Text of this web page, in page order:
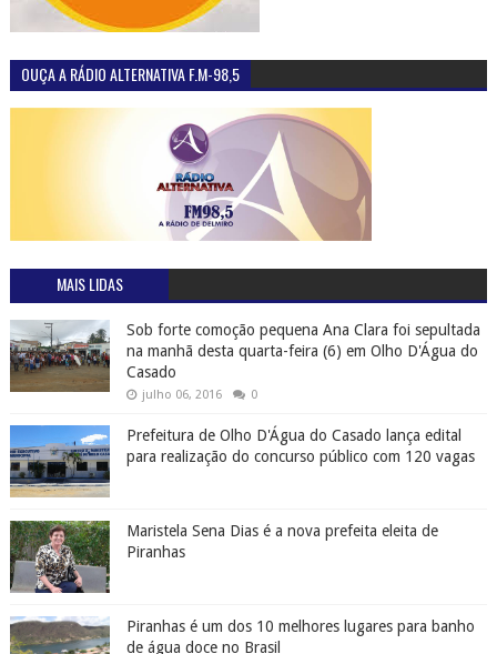
OUÇA A RÁDIO ALTERNATIVA F.M-98,5
MAIS LIDAS
Sob forte comoção pequena Ana Clara foi sepultada
na manhã desta quarta-feira (6) em Olho D'Água do
Casado
julho 06, 2016 0
Prefeitura de Olho D'Água do Casado lança edital
para realização do concurso público com 120 vagas
Maristela Sena Dias é a nova prefeita eleita de
Piranhas
Piranhas é um dos 10 melhores lugares para banho
de água doce no Brasil